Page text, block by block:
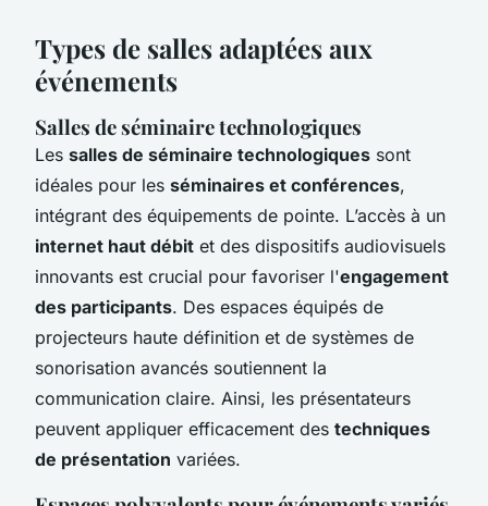
Types de salles adaptées aux
événements
Salles de séminaire technologiques
Les salles de séminaire technologiques sont
idéales pour les séminaires et conférences,
intégrant des équipements de pointe. L’accès à un
internet haut débit et des dispositifs audiovisuels
innovants est crucial pour favoriser l'engagement
des participants. Des espaces équipés de
projecteurs haute définition et de systèmes de
sonorisation avancés soutiennent la
communication claire. Ainsi, les présentateurs
peuvent appliquer efficacement des techniques
de présentation variées.